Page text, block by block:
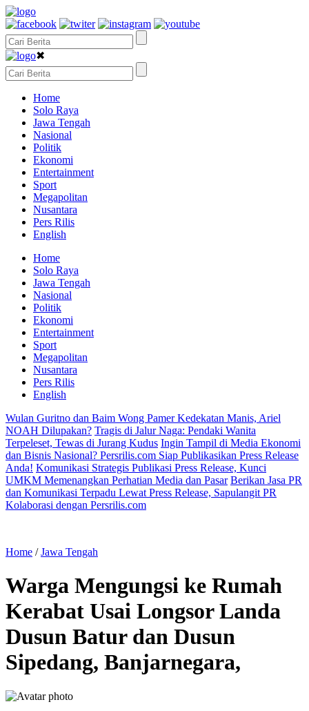
✖
Home
Solo Raya
Jawa Tengah
Nasional
Politik
Ekonomi
Entertainment
Sport
Megapolitan
Nusantara
Pers Rilis
English
Home
Solo Raya
Jawa Tengah
Nasional
Politik
Ekonomi
Entertainment
Sport
Megapolitan
Nusantara
Pers Rilis
English
Wulan Guritno dan Baim Wong Pamer Kedekatan Manis, Ariel
NOAH Dilupakan? Tragis di Jalur Naga: Pendaki Wanita
Terpeleset, Tewas di Jurang Kudus Ingin Tampil di Media Ekonomi
dan Bisnis Nasional? Persrilis.com Siap Publikasikan Press Release
Anda! Komunikasi Strategis Publikasi Press Release, Kunci
UMKM Memenangkan Perhatian Media dan Pasar Berikan Jasa PR
dan Komunikasi Terpadu Lewat Press Release, Sapulangit PR
Kolaborasi dengan Persrilis.com
Home /Jawa Tengah
Warga Mengungsi ke Rumah
Kerabat Usai Longsor Landa
Dusun Batur dan Dusun
Sipedang, Banjarnegara,